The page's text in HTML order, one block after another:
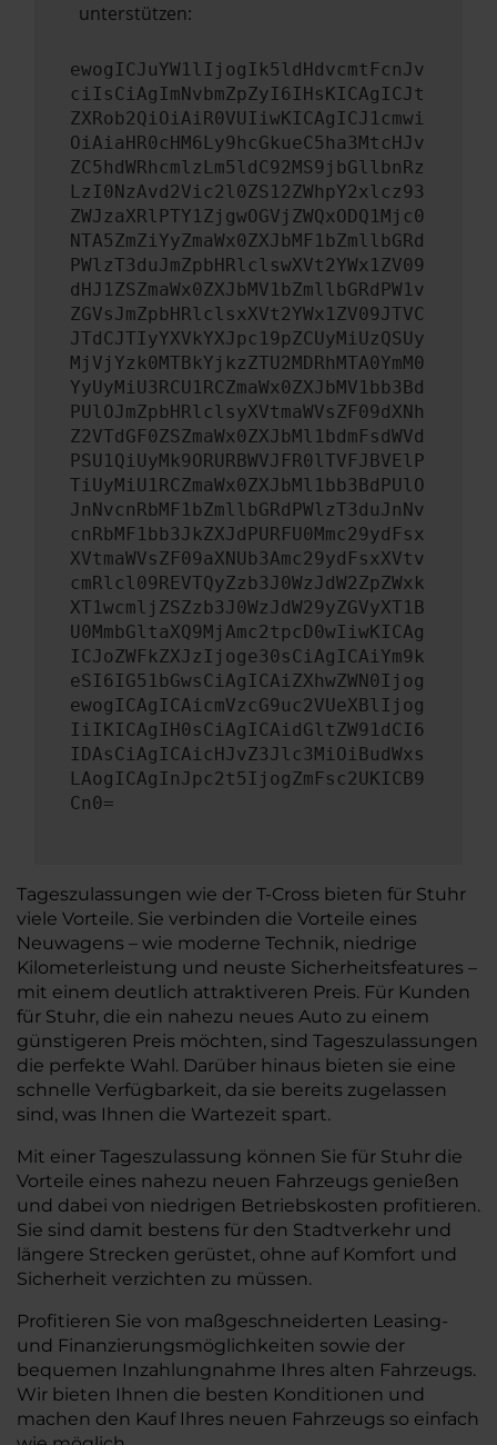
unterstützen:
ewogICJuYW1lIjogIk5ldHdvcmtFcnJv
ciIsCiAgImNvbmZpZyI6IHsKICAgICJt
ZXRob2QiOiAiR0VUIiwKICAgICJ1cmwi
OiAiaHR0cHM6Ly9hcGkueC5ha3MtcHJv
ZC5hdWRhcmlzLm5ldC92MS9jbGllbnRz
LzI0NzAvd2Vic2l0ZS12ZWhpY2xlcz93
ZWJzaXRlPTY1ZjgwOGVjZWQxODQ1Mjc0
NTA5ZmZiYyZmaWx0ZXJbMF1bZmllbGRd
PWlzT3duJmZpbHRlclswXVt2YWx1ZV09
dHJ1ZSZmaWx0ZXJbMV1bZmllbGRdPW1v
ZGVsJmZpbHRlclsxXVt2YWx1ZV09JTVC
JTdCJTIyYXVkYXJpc19pZCUyMiUzQSUy
MjVjYzk0MTBkYjkzZTU2MDRhMTA0YmM0
YyUyMiU3RCU1RCZmaWx0ZXJbMV1bb3Bd
PUlOJmZpbHRlclsyXVtmaWVsZF09dXNh
Z2VTdGF0ZSZmaWx0ZXJbMl1bdmFsdWVd
PSU1QiUyMk9ORURBWVJFR0lTVFJBVElP
TiUyMiU1RCZmaWx0ZXJbMl1bb3BdPUlO
JnNvcnRbMF1bZmllbGRdPWlzT3duJnNv
cnRbMF1bb3JkZXJdPURFU0Mmc29ydFsx
XVtmaWVsZF09aXNUb3Amc29ydFsxXVtv
cmRlcl09REVTQyZzb3J0WzJdW2ZpZWxk
XT1wcmljZSZzb3J0WzJdW29yZGVyXT1B
U0MmbGltaXQ9MjAmc2tpcD0wIiwKICAg
ICJoZWFkZXJzIjoge30sCiAgICAiYm9k
eSI6IG51bGwsCiAgICAiZXhwZWN0Ijog
ewogICAgICAicmVzcG9uc2VUeXBlIjog
IiIKICAgIH0sCiAgICAidGltZW91dCI6
IDAsCiAgICAicHJvZ3Jlc3MiOiBudWxs
LAogICAgInJpc2t5IjogZmFsc2UKICB9
Cn0=
Tageszulassungen wie der T-Cross bieten für Stuhr
viele Vorteile. Sie verbinden die Vorteile eines
Neuwagens – wie moderne Technik, niedrige
Kilometerleistung und neuste Sicherheitsfeatures –
mit einem deutlich attraktiveren Preis. Für Kunden
für Stuhr, die ein nahezu neues Auto zu einem
günstigeren Preis möchten, sind Tageszulassungen
die perfekte Wahl. Darüber hinaus bieten sie eine
schnelle Verfügbarkeit, da sie bereits zugelassen
sind, was Ihnen die Wartezeit spart.
Mit einer Tageszulassung können Sie für Stuhr die
Vorteile eines nahezu neuen Fahrzeugs genießen
und dabei von niedrigen Betriebskosten profitieren.
Sie sind damit bestens für den Stadtverkehr und
längere Strecken gerüstet, ohne auf Komfort und
Sicherheit verzichten zu müssen.
Profitieren Sie von maßgeschneiderten Leasing-
und Finanzierungsmöglichkeiten sowie der
bequemen Inzahlungnahme Ihres alten Fahrzeugs.
Wir bieten Ihnen die besten Konditionen und
machen den Kauf Ihres neuen Fahrzeugs so einfach